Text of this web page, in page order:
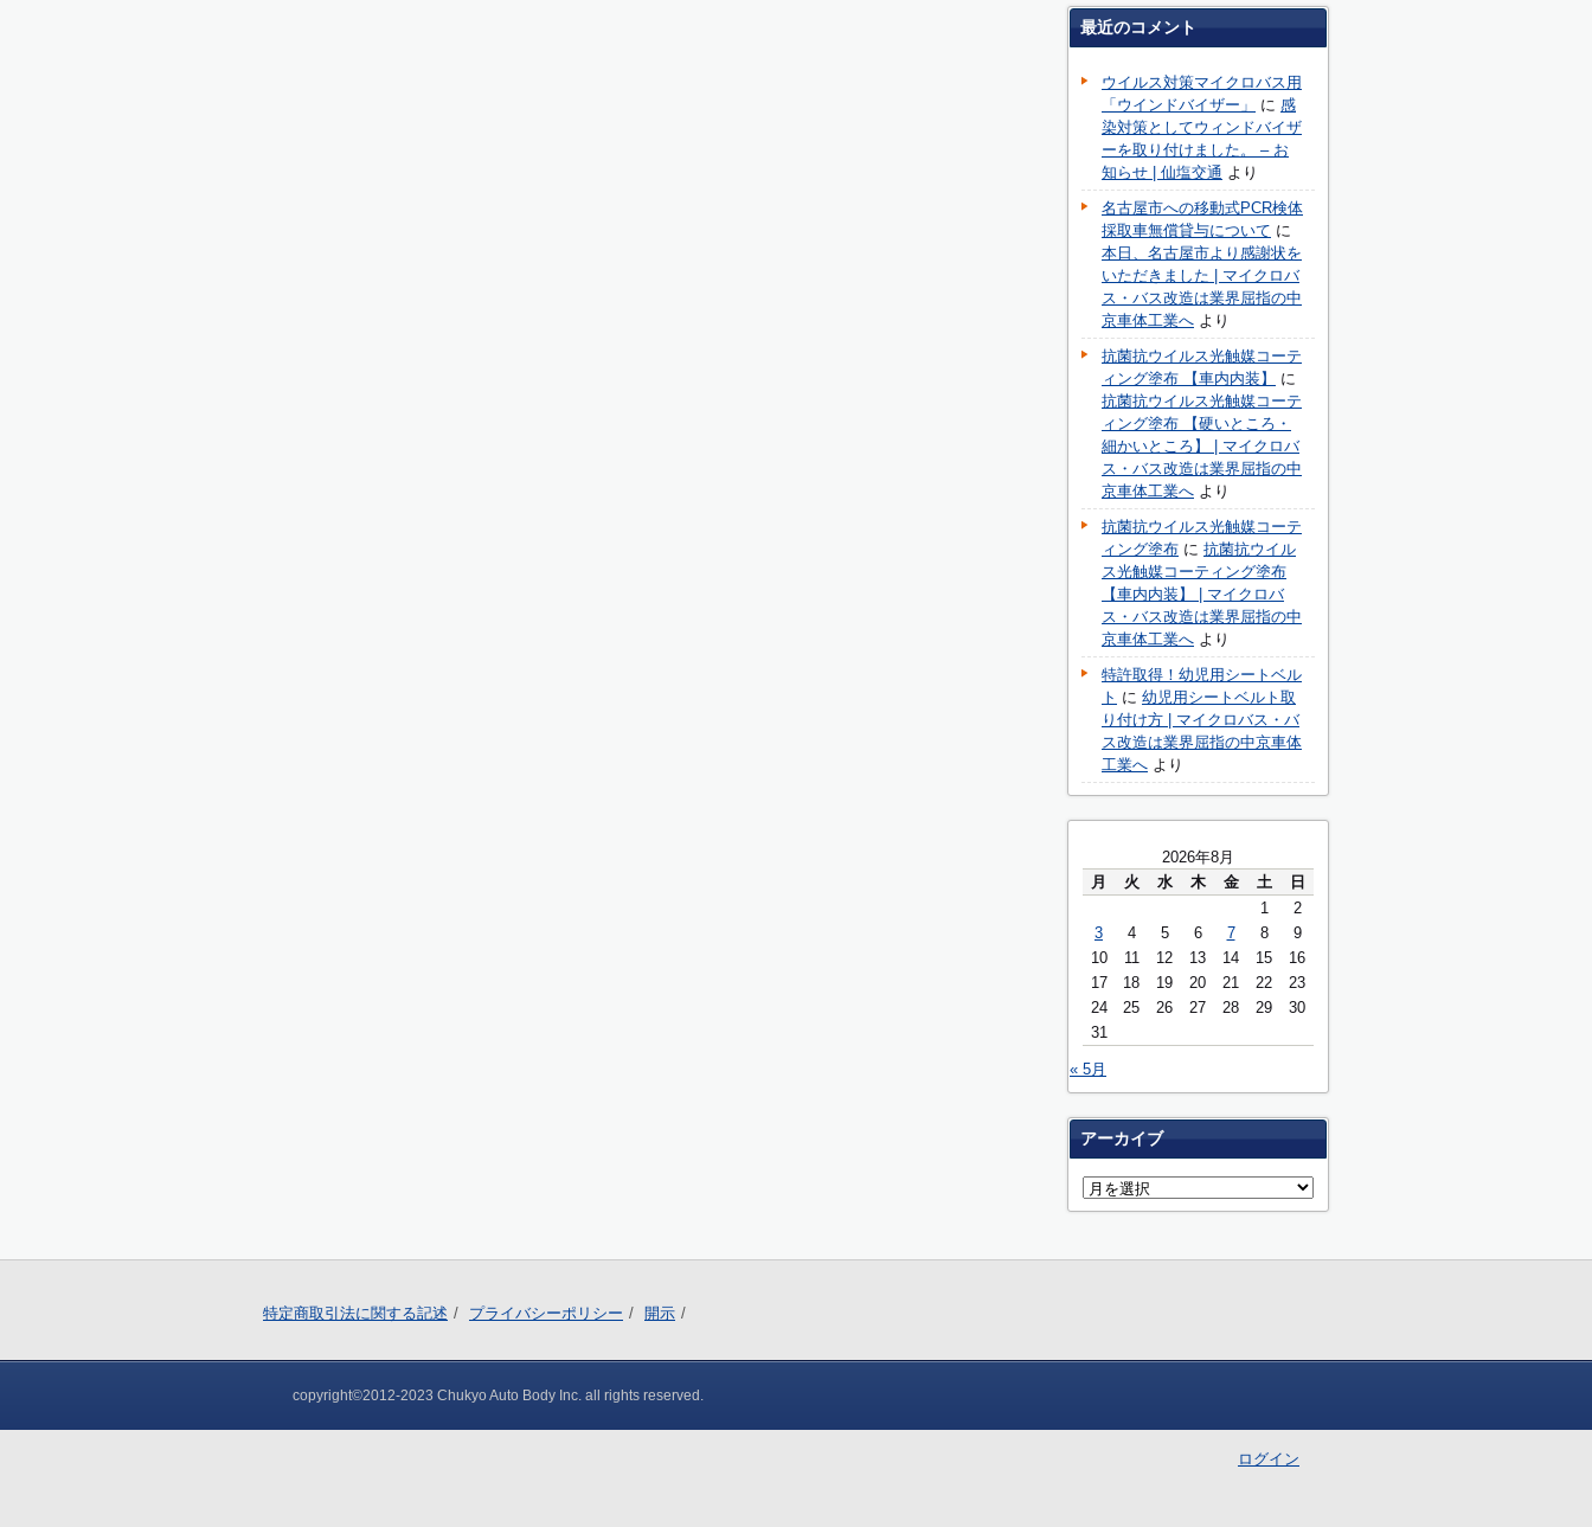
最近のコメント
ウイルス対策マイクロバス用
「ウインドバイザー」
に 感
染対策としてウィンドバイザ
ーを取り付けました。 – お
知らせ | 仙塩交通 より
名古屋市への移動式PCR検体
採取車無償貸与について に
本日、名古屋市より感謝状を
いただきました | マイクロバ
ス・バス改造は業界屈指の中
京車体工業へ より
抗菌抗ウイルス光触媒コーテ
ィング塗布 【車内内装】
に
抗菌抗ウイルス光触媒コーテ
ィング塗布 【硬いところ・
細かいところ】 | マイクロバ
ス・バス改造は業界屈指の中
京車体工業へ より
抗菌抗ウイルス光触媒コーテ
ィング塗布 に 抗菌抗ウイル
ス光触媒コーティング塗布
【車内内装】 | マイクロバ
ス・バス改造は業界屈指の中
京車体工業へ より
特許取得！幼児用シートベル
ト に 幼児用シートベルト取
り付け方 | マイクロバス・バ
ス改造は業界屈指の中京車体
工業へ より
2026年8月
月
火 水 木 金 土
日
1
2
3
4 5 6 7 8
9
10
11 12 13 14 15
16
17
18 19 20 21 22
23
24
25 26 27 28 29
30
31
« 5月
アーカイブ
特定商取引法に関する記述 プライバシーポリシー 開示
copyright©2012-2023 Chukyo Auto Body Inc. all rights reserved.
ログイン